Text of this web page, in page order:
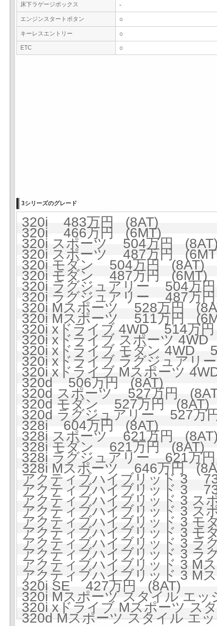
床下ラゲージボックス -
エンジンスタートボタン ○
キーレスエントリー ○
ETC ○
3シリーズのグレード
320i 483万円 (8AT)
320i 466万円 (6MT)
320i スポーツ 504万円
320i スポーツ 487万円
320i モダン 504万円 (8AT)
320i モダン 487万円 (6MT)
320i ラグジュアリー 504万
320i ラグジュアリー 487万
320i Mスポーツ 528万円
320i Mスポーツ 511万円
320i xドライブ 4WD 514万
320i xドライブ スポーツ
320i xドライブ モダン 4WD
320i xドライブ ラグジュア
320i xドライブ Mスポーツ
320d 506万円 (8AT)
320d スポーツ 527万円
320d モダン 527万円 (8AT)
320d ラグジュアリー 527万
328i 604万円 (8AT)
328i スポーツ 621万円
328i モダン 621万円 (8AT)
328i ラグジュアリー 621万
328i Mスポーツ 646万円
アクティブハイブリッド 3
アクティブハイブリッド 3
アクティブハイブリッド 3
アクティブハイブリッド 3
アクティブハイブリッド 3
アクティブハイブリッド 3
アクティブハイブリッド 3
アクティブハイブリッド 3
アクティブハイブリッド 3
アクティブハイブリッド 3
320i SE 427万円 (8AT)
320i Mスポーツ スタイル エ
320i xドライブ Mスポーツ
320d Mスポーツ スタイル